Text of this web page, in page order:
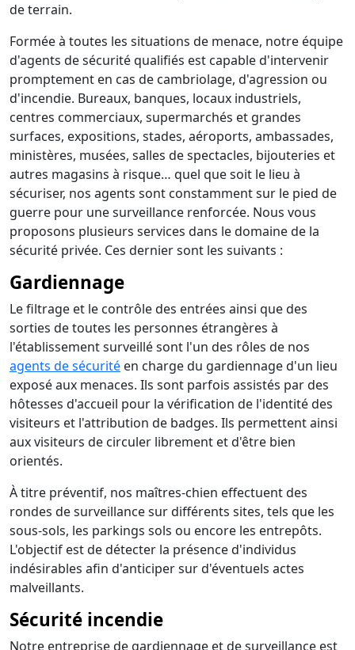
de terrain.
Formée à toutes les situations de menace, notre équipe
d'agents de sécurité qualifiés est capable d'intervenir
promptement en cas de cambriolage, d'agression ou
d'incendie. Bureaux, banques, locaux industriels,
centres commerciaux, supermarchés et grandes
surfaces, expositions, stades, aéroports, ambassades,
ministères, musées, salles de spectacles, bijouteries et
autres magasins à risque… quel que soit le lieu à
sécuriser, nos agents sont constamment sur le pied de
guerre pour une surveillance renforcée. Nous vous
proposons plusieurs services dans le domaine de la
sécurité privée. Ces dernier sont les suivants :
Gardiennage
Le filtrage et le contrôle des entrées ainsi que des
sorties de toutes les personnes étrangères à
l'établissement surveillé sont l'un des rôles de nos
agents de sécurité en charge du gardiennage d'un lieu
exposé aux menaces. Ils sont parfois assistés par des
hôtesses d'accueil pour la vérification de l'identité des
visiteurs et l'attribution de badges. Ils permettent ainsi
aux visiteurs de circuler librement et d'être bien
orientés.
À titre préventif, nos maîtres-chien effectuent des
rondes de surveillance sur différents sites, tels que les
sous-sols, les parkings sols ou encore les entrepôts.
L'objectif est de détecter la présence d'individus
indésirables afin d'anticiper sur d'éventuels actes
malveillants.
Sécurité incendie
Notre entreprise de gardiennage et de surveillance est